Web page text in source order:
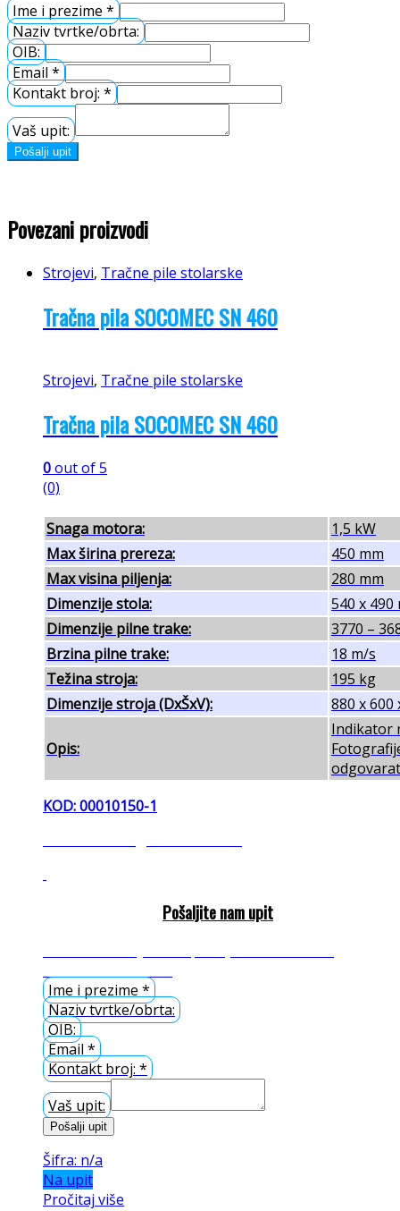
Ime i prezime *
Naziv tvrtke/obrta:
OIB:
Email *
Kontakt broj: *
Vaš upit:
Pošalji upit
Povezani proizvodi
Strojevi, Tračne pile stolarske
Tračna pila SOCOMEC SN 460
Strojevi, Tračne pile stolarske
Tračna pila SOCOMEC SN 460
0out of 5
(0)
Snaga motora:
1,5 kW
Max širina prereza:
450 mm
Max visina piljenja:
280 mm
Dimenzije stola:
540 x 490
Dimenzije pilne trake:
3770 –
Brzina pilne trake:
18 m/s
Težina stroja:
195 kg
Dimenzije stroja (DxŠxV):
880 x 600
Opis:
Indikator
KOD: 00010150-1
Pošaljite nam upit
Ime i prezime *
Naziv tvrtke/obrta:
OIB:
Email *
Kontakt broj: *
Vaš upit:
Pošalji upit
Šifra: n/a
Na upit
Pročitaj više